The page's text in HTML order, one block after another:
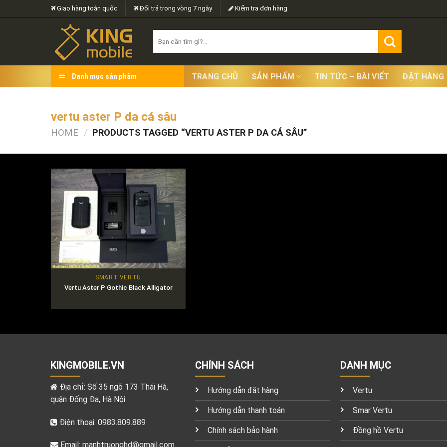
to
Giao hàng toàn quốc Đổi trả trong vòng 7 ngày Kiểm tra đơn hàng
for:
Danh mục sản phẩm TRANG CHỦ SẢN PHẨM TIN TỨC – BÀI VIẾT ĐẶT HÀNG
vertu aster P da cá sâu
HOME / PRODUCTS TAGGED “VERTU ASTER P DA CÁ SÂU”
SMART VERTU
Vertu Aster P Gothic Black Alligator
KINGMOBILE.VN
Địa chỉ: Số 35 ngõ 173 Thái Hà,
quận Đống Đa, Hà Nội
Điện thoại: 0983.809.889
Email: manhtruonghd@gmail.com
CHÍNH SÁCH
Hướng dẫn đặt hàng
Hướng dẫn thanh toán
Chính sách bảo hành
DANH MỤC
Vertu
Smar Vertu
Đồng hồ Vertu